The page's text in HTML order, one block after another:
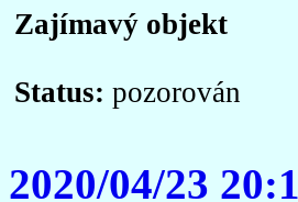
Zajímavý objekt
Status: pozorován
2020/04/23